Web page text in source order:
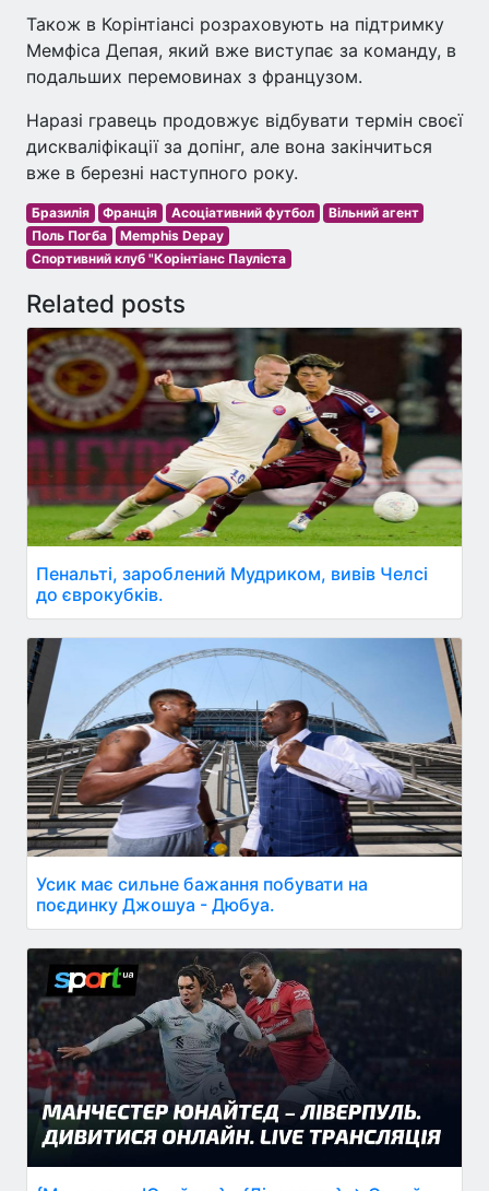
Також в Корінтіансі розраховують на підтримку
Мемфіса Депая, який вже виступає за команду, в
подальших перемовинах з французом.
Наразі гравець продовжує відбувати термін своєї
дискваліфікації за допінг, але вона закінчиться
вже в березні наступного року.
Бразилія Франція Асоціативний футбол
Вільний агент
Поль Погба
Memphis Depay
Спортивний клуб "Корінтіанс Пауліста
Related posts
Пенальті, зароблений Мудриком, вивів Челсі
до єврокубків.
Усик має сильне бажання побувати на
поєдинку Джошуа - Дюбуа.